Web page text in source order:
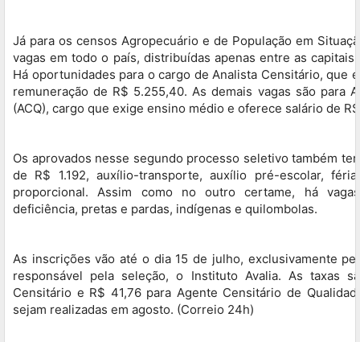
Já para os censos Agropecuário e de População em
vagas em todo o país, distribuídas apenas entre as
Há oportunidades para o cargo de Analista Censitário, que
remuneração de R$ 5.255,40. As demais vagas são para
(ACQ), cargo que exige ensino médio e oferece salário de
Os aprovados nesse segundo processo seletivo também
de R$ 1.192, auxílio-transporte, auxílio pré-escolar,
proporcional. Assim como no outro certame, há
deficiência, pretas e pardas, indígenas e quilombolas.
As inscrições vão até o dia 15 de julho, exclusivamente
responsável pela seleção, o Instituto Avalia. As taxas
Censitário e R$ 41,76 para Agente Censitário de
sejam realizadas em agosto. (Correio 24h)